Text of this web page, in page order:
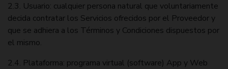
2.3. Usuario: cualquier persona natural que voluntariamente
decida contratar los Servicios ofrecidos por el Proveedor y
que se adhiera a los Términos y Condiciones dispuestos por
el mismo.
2.4. Plataforma: programa virtual (software) App y Web